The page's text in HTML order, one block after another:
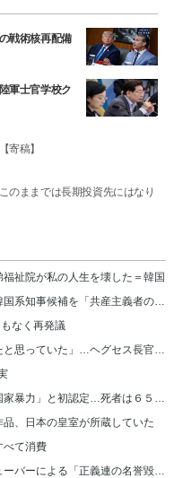
戦術核再配備
軍士官学校ク
寄稿】
のままでは長期投資先にはなり
祉院が私の人生を壊した＝韓国
トランプ氏、米国で「旋風」を巻き起こす韓国系知事候補を「共産主義者の狂人」と非難
なく再発議
品、日本の皇室が所蔵していた
べて消費
韓国裁判所、「慰安婦を侮辱」したユーチューバーによる「正義連の名誉毀損」認める